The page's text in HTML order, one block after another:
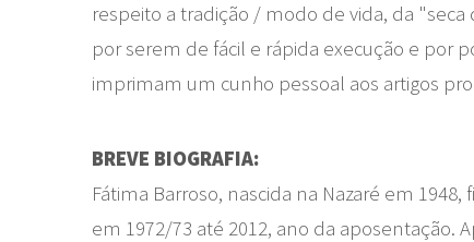
respeito a tradição / modo de vida, da
por serem de fácil e rápida execução e por
imprimam um cunho pessoal aos artigos
BREVE BIOGRAFIA:
Fátima Barroso, nascida na Nazaré em
em 1972/73 até 2012, ano da aposentação.